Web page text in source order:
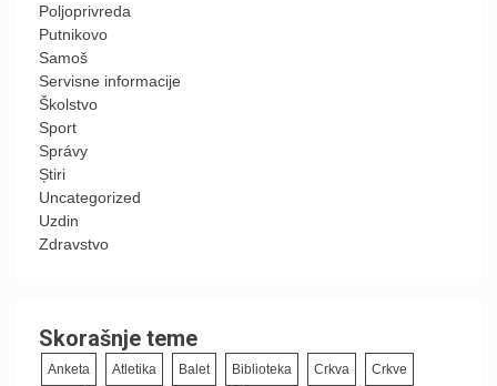
Poljoprivreda
Putnikovo
Samoš
Servisne informacije
Školstvo
Sport
Správy
Știri
Uncategorized
Uzdin
Zdravstvo
Skorašnje teme
Anketa Atletika Balet Biblioteka Crkva Crkve